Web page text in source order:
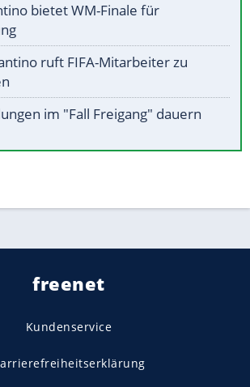
bietet WM-Finale für
ruft FIFA-Mitarbeiter zu
im "Fall Freigang" dauern
freenet
Kundenservice